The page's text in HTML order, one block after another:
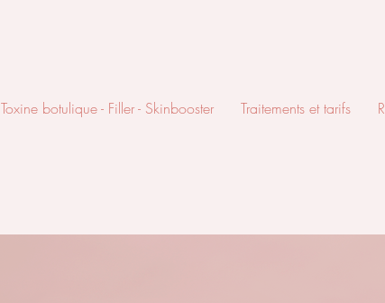
Toxine botulique - Filler - Skinbooster Traitements et tarifs